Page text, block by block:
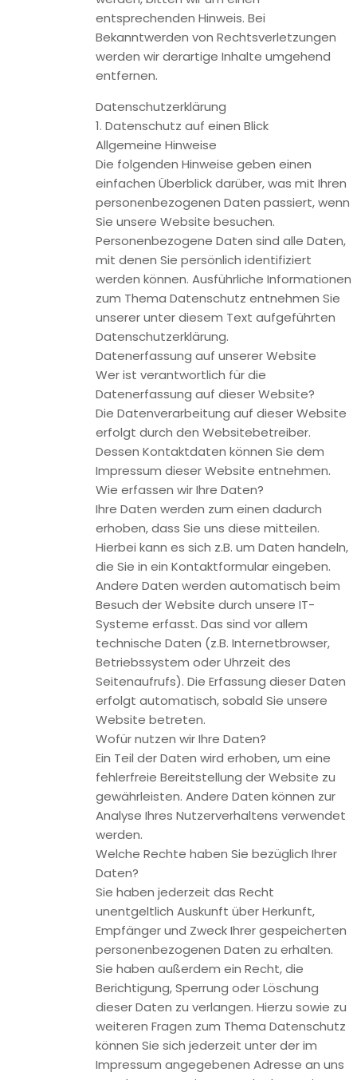
Wie erfassen wir Ihre Daten?
Ihre Daten werden zum einen dadurch erhoben, dass Sie
uns diese mitteilen. Hierbei kann es sich z.B. um Daten
handeln, die Sie in ein Kontaktformular eingeben.
Website durch unsere IT-Systeme erfasst. Das sind vor
allem technische Daten (z.B. Internetbrowser,
Betriebssystem oder Uhrzeit des Seitenaufrufs). Die
Erfassung dieser Daten erfolgt automatisch, sobald Sie
unsere Website betreten.
Wofür nutzen wir Ihre Daten?
Ein Teil der Daten wird erhoben, um eine fehlerfreie
Bereitstellung der Website zu gewährleisten. Andere Daten
können zur Analyse Ihres Nutzerverhaltens verwendet
Welche Rechte haben Sie bezüglich Ihrer Daten?
Sie haben jederzeit das Recht unentgeltlich Auskunft über
Herkunft, Empfänger und Zweck Ihrer gespeicherten
personenbezogenen Daten zu erhalten. Sie haben
außerdem ein Recht, die Berichtigung, Sperrung oder
Löschung dieser Daten zu verlangen. Hierzu sowie zu
weiteren Fragen zum Thema Datenschutz können Sie sich
jederzeit unter der im Impressum angegebenen Adresse an
uns wenden. Des Weiteren steht Ihnen ein
Beschwerderecht bei der zuständigen Aufsichtsbehörde zu.
Analyse-Tools und Tools von Drittanbietern
Beim Besuch unserer Website kann Ihr Surf-Verhalten
statistisch ausgewertet werden. Das geschieht vor allem
mit Cookies und mit sogenannten Analyseprogrammen. Die
Analyse Ihres Surf-Verhaltens erfolgt in der Regel anonym;
das Surf-Verhalten kann nicht zu Ihnen zurückverfolgt
werden. Sie können dieser Analyse widersprechen oder sie
durch die Nichtbenutzung bestimmter Tools verhindern.
Detaillierte Informationen dazu finden Sie in der folgenden
Datenschutzerklärung.
Sie können dieser Analyse widersprechen. Über die
Widerspruchsmöglichkeiten werden wir Sie in dieser
Datenschutzerklärung informieren.
2. Allgemeine Hinweise und Pflichtinformationen
Die Betreiber dieser Seiten nehmen den Schutz Ihrer
persönlichen Daten sehr ernst. Wir behandeln Ihre
personenbezogenen Daten vertraulich und entsprechend
der gesetzlichen Datenschutzvorschriften sowie dieser
Datenschutzerklärung.
Wenn Sie diese Website benutzen, werden verschiedene
personenbezogene Daten erhoben. Personenbezogene
Daten sind Daten, mit denen Sie persönlich identifiziert
werden können. Die vorliegende Datenschutzerklärung
erläutert, welche Daten wir erheben und wofür wir sie
nutzen. Sie erläutert auch, wie und zu welchem Zweck das
Wir weisen darauf hin, dass die Datenübertragung im
Internet (z.B. bei der Kommunikation per E-Mail)
Sicherheitslücken aufweisen kann. Ein lückenloser Schutz der
Daten vor dem Zugriff durch Dritte ist nicht möglich.